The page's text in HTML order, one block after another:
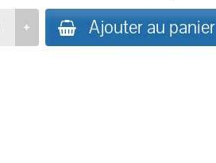
Ajouter au panier